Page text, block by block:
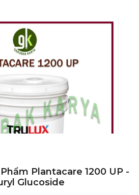
Plantacare 1200 UP -
Glucoside